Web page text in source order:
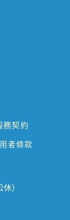
務契約
者條款
）